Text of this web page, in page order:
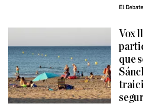
El Debate
Vox
que